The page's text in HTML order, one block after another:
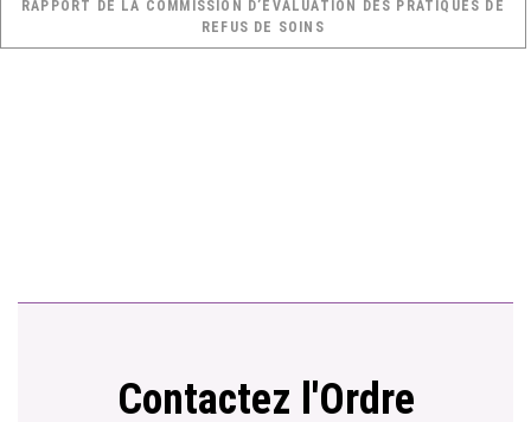
RAPPORT DE LA COMMISSION D’ÉVALUATION DES PRATIQUES DE
REFUS DE SOINS
Contactez l'Ordre